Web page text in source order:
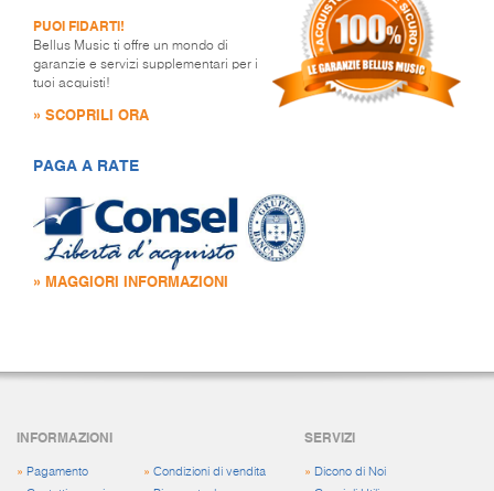
PUOI FIDARTI!
Bellus Music ti offre un mondo di
garanzie e servizi supplementari per i
tuoi acquisti!
» SCOPRILI ORA
PAGA A RATE
» MAGGIORI INFORMAZIONI
INFORMAZIONI
» Pagamento
» Condizioni di vendita
SERVIZI
» Dicono di Noi